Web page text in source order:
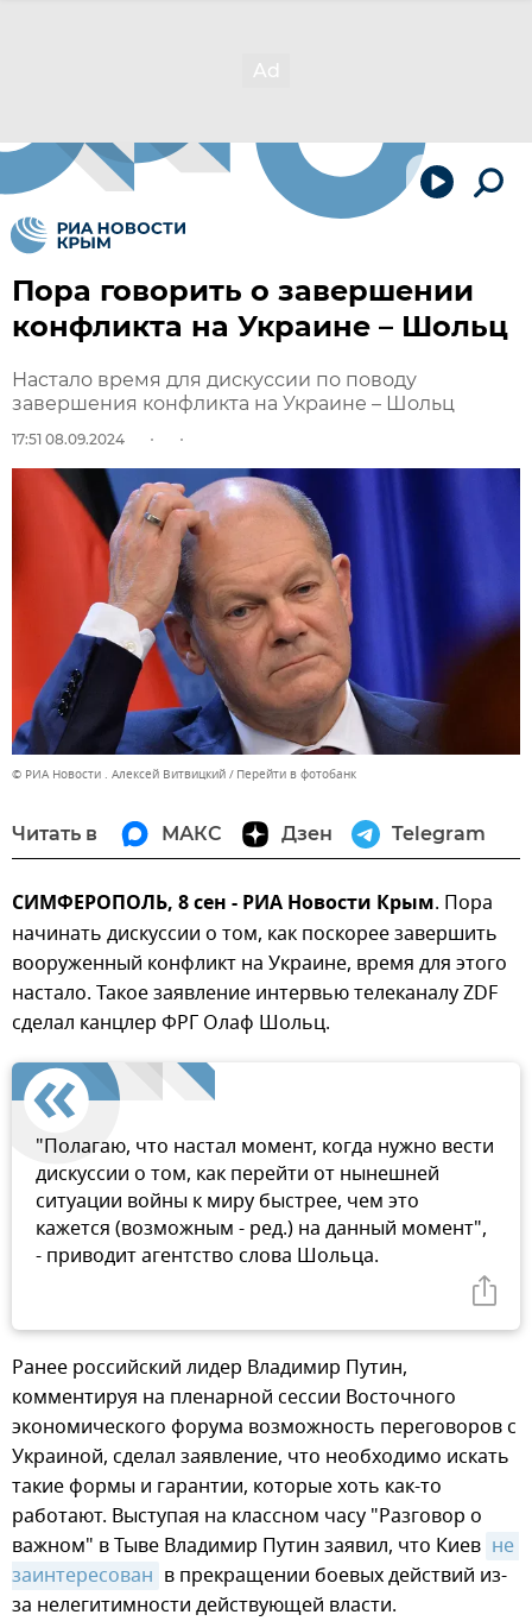
Пора говорить о завершении
конфликта на Украине – Шольц
Настало время для дискуссии по поводу
завершения конфликта на Украине – Шольц
17:51 08.09.2024
© РИА Новости . Алексей Витвицкий Перейти в фотобанк
Читать в МАКС Дзен Telegram
СИМФЕРОПОЛЬ, 8 сен - РИА Новости Крым. Пора
начинать дискуссии о том, как поскорее завершить
вооруженный конфликт на Украине, время для этого
настало. Такое заявление интервью телеканалу ZDF
сделал канцлер ФРГ Олаф Шольц.
"Полагаю, что настал момент, когда нужно вести
дискуссии о том, как перейти от нынешней
ситуации войны к миру быстрее, чем это
кажется (возможным - ред.) на данный момент",
- приводит агентство слова Шольца.
Ранее российский лидер Владимир Путин,
комментируя на пленарной сессии Восточного
экономического форума возможность переговоров с
Украиной, сделал заявление, что необходимо искать
такие формы и гарантии, которые хоть как-то
работают. Выступая на классном часу "Разговор о
важном" в Тыве Владимир Путин заявил, что Киев не
заинтересован в прекращении боевых действий из-
за нелегитимности действующей власти.